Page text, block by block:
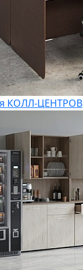
КОЛЛ-ЦЕНТРОВ